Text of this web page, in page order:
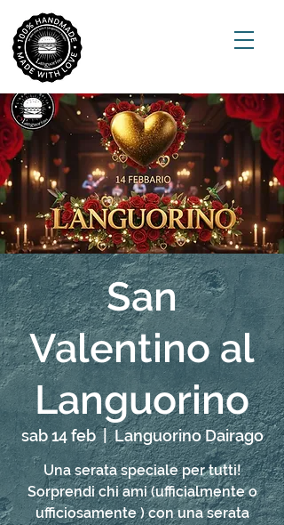
San
Valentino al
Languorino
sab 14 feb
  |
Languorino Dairago
Una serata speciale per tutti!
Sorprendi chi ami (ufficialmente o
ufficiosamente ) con una serata